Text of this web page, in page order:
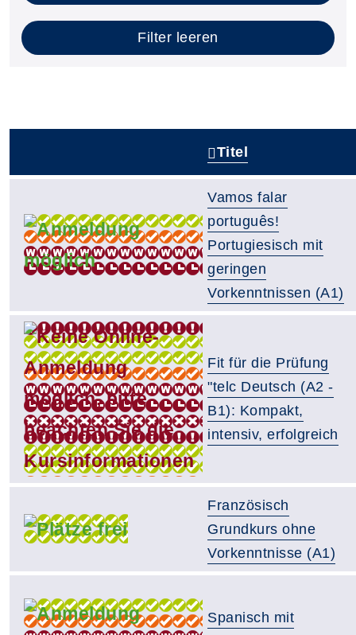
Filter leeren
Titel
Vamos falar
português!
Portugiesisch mit
geringen
Vorkenntnissen (A1)
Fit für die Prüfung
"telc Deutsch (A2 -
B1): Kompakt,
intensiv, erfolgreich
Französisch
Grundkurs ohne
Vorkenntnisse (A1)
Spanisch mit